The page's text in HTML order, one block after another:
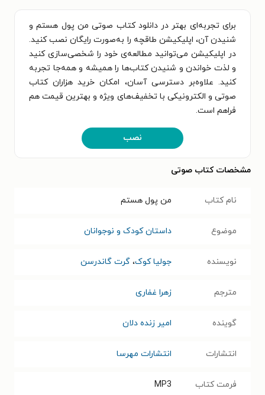
برای تجربه‌ای بهتر در دانلود کتاب صوتی من پول هستم و
شنیدن آن، اپلیکیشن طاقچه را به‌صورت رایگان نصب کنید.
در اپلیکیشن می‌توانید مطالعه‌ی خود را شخصی‌سازی کنید
و لذت خواندن و شنیدن کتاب‌ها را همیشه و همه‌جا تجربه
کنید. علاوه‌بر دسترسی آسان، امکان خرید هزاران کتاب
صوتی و الکترونیکی با تخفیف‌های ویژه و بهترین قیمت هم
فراهم است.
نصب
مشخصات کتاب صوتی
نام کتاب من پول هستم
موضوع داستان کودک و نوجوانان
نویسنده جولیا کوک، گرت گاندرسن
مترجم زهرا غفاری
گوینده امیر زنده دلان
انتشارات انتشارات مهرسا
فرمت کتاب MP3